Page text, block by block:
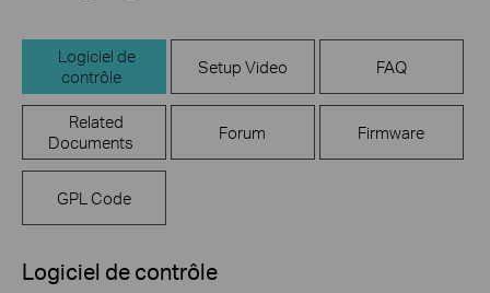
Logiciel de
contrôle
Setup Video FAQ
Related
Documents
Forum Firmware
GPL Code
Logiciel de contrôle